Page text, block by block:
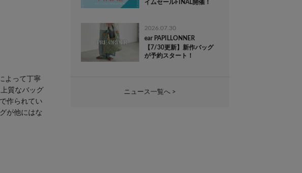
よって丁寧
質なバッグ
作られてい
が他にはな
イムセールFINAL開催！
2026.07.30
ear PAPILLONNER
【7/30更新】新作バッグ
が予約スタート！
ニュース一覧へ >